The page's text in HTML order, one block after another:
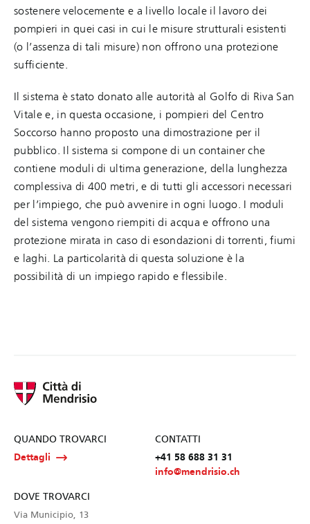
sostenere velocemente e a livello locale il lavoro dei
pompieri in quei casi in cui le misure strutturali esistenti
(o l’assenza di tali misure) non offrono una protezione
sufficiente.
Il sistema è stato donato alle autorità al Golfo di Riva San
Vitale e, in questa occasione, i pompieri del Centro
Soccorso hanno proposto una dimostrazione per il
pubblico. Il sistema si compone di un container che
contiene moduli di ultima generazione, della lunghezza
complessiva di 400 metri, e di tutti gli accessori necessari
per l’impiego, che può avvenire in ogni luogo. I moduli
del sistema vengono riempiti di acqua e offrono una
protezione mirata in caso di esondazioni di torrenti, fiumi
e laghi. La particolarità di questa soluzione è la
possibilità di un impiego rapido e flessibile.
QUANDO TROVARCI
Dettagli
CONTATTI
+41 58 688 31 31
info@mendrisio.ch
DOVE TROVARCI
Via Municipio, 13